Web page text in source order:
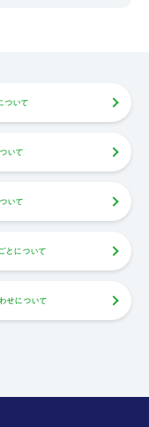
ついて
いて
いて
とについて
せについて